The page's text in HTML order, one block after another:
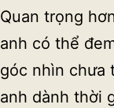
Quan trọng
anh có thể
góc nhìn chưa
anh dành thời